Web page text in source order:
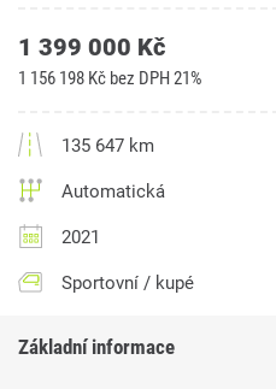
1 399 000 Kč
1 156 198 Kč bez DPH 21%
135 647 km
Automatická
2021
Sportovní / kupé
Základní informace